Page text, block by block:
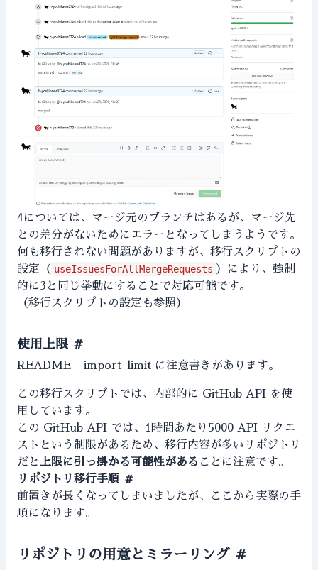
4については、マージ元のブランチはあるが、マージ先
との差分がないためにエラーとなってしまうようです。
何も移行されない問題がありますが、移行スクリプトの
設定（ useIssuesForAllMergeRequests ）により、強制
的に3と同じ挙動にすることで対応可能です。
（移行スクリプトの設定 も参照）
使用上限 #
README - import-limit に注意書きがあります。
この移行スクリプトでは、内部的に GitHub API を使
用しています。
この GitHub API では、1時間あたり5000 API リクエ
ストという制限があるため、移行内容が多いリポジトリ
だと上限に引っ掛かる可能性がある ことに注意です。
リポジトリ移行手順 #
前置きが長くなってしまいましたが、ここから実際の手
順になります。
リポジトリの用意とミラーリング #